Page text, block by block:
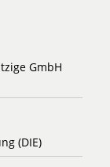
GmbH
(DIE)